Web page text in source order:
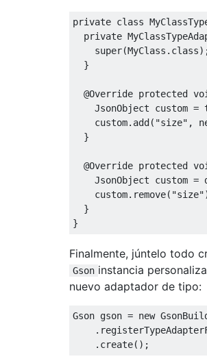
private class
private
super(MyClass . class
}
@Override protected
JsonObject custom =
    custom
. add( "size" ,
}
@Override protected
JsonObject custom =
    custom
. remove( "size"
}
}
Finalmente, júntelo todo
Gson instancia
nuevo adaptador de tipo:
Gson gson = new
.
. create();